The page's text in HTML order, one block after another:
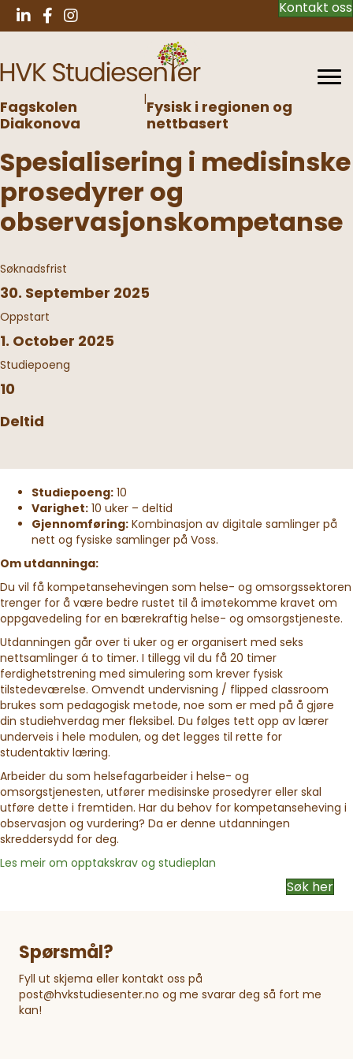
Kontakt oss
Fagskolen
Diakonova
|Fysisk i regionen og
nettbasert
Spesialisering i medisinske
prosedyrer og
observasjonskompetanse
Søknadsfrist
30. September 2025
Oppstart
1. October 2025
Studiepoeng
10
Deltid
Studiepoeng: 10
Varighet: 10 uker – deltid
Gjennomføring: Kombinasjon av digitale samlinger på
nett og fysiske samlinger på Voss.
Om utdanninga:
Du vil få kompetansehevingen som helse- og omsorgssektoren
trenger for å være bedre rustet til å imøtekomme kravet om
oppgavedeling for en bærekraftig helse- og omsorgstjeneste.
Utdanningen går over ti uker og er organisert med seks
nettsamlinger á to timer. I tillegg vil du få 20 timer
ferdighetstrening med simulering som krever fysisk
tilstedeværelse. Omvendt undervisning / flipped classroom
brukes som pedagogisk metode, noe som er med på å gjøre
din studiehverdag mer fleksibel. Du følges tett opp av lærer
underveis i hele modulen, og det legges til rette for
studentaktiv læring.
Arbeider du som helsefagarbeider i helse- og
omsorgstjenesten, utfører medisinske prosedyrer eller skal
utføre dette i fremtiden. Har du behov for kompetanseheving i
observasjon og vurdering? Da er denne utdanningen
skreddersydd for deg.
Les meir om opptakskrav og studieplan
Søk her
Spørsmål?
Fyll ut skjema eller kontakt oss på
post@hvkstudiesenter.no og me svarar deg så fort me
kan!